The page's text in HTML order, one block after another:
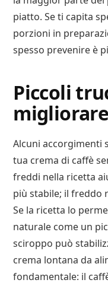
piatto. Se ti capita
porzioni in
spesso prevenire è
Piccoli
Alcuni accorgimenti
tua crema di caffè
freddi nella ricetta
più stabile; il freddo
Se la ricetta lo
naturale come un
sciroppo può
crema lontana da
fondamentale: il